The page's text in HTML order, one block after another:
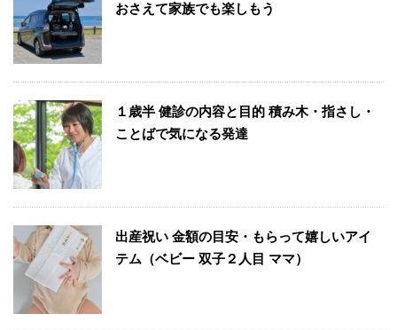
おさえて家族でも楽しもう
１歳半 健診の内容と目的 積み木・指さし・
ことばで気になる発達
出産祝い 金額の目安・もらって嬉しいアイ
テム（ベビー 双子２人目 ママ）